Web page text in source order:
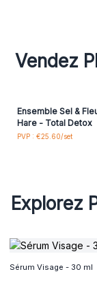
Vendez
Ensemble Sel &
Hare - Total Detox
PVP : €25.60/set
Explorez
Sérum Visage - 30 ml